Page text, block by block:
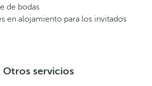
de bodas
en alojamiento para los invitados
Otros servicios